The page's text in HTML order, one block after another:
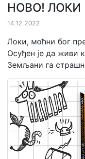
вртиће
Акције
Latinica
Мој
налог
НОВО! ЛОКИ
14.12.2022
Локи, моћни бог
Осуђен је да живи
Земљани га